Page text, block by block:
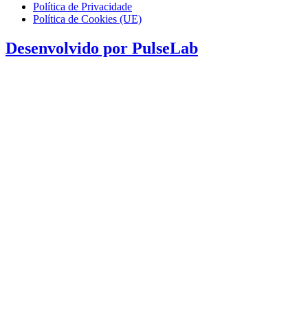
Política de Privacidade
Política de Cookies (UE)
Desenvolvido por PulseLab